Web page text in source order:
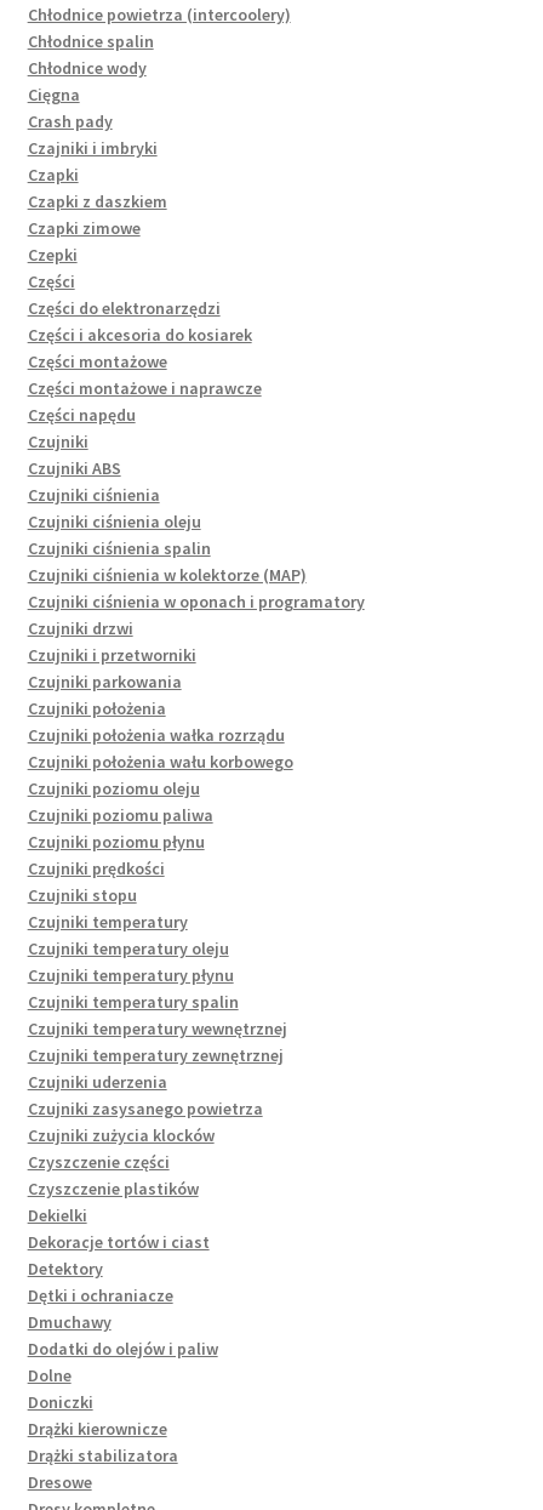
Chłodnice powietrza (intercoolery)
Chłodnice spalin
Chłodnice wody
Cięgna
Crash pady
Czajniki i imbryki
Czapki
Czapki z daszkiem
Czapki zimowe
Czepki
Części
Części do elektronarzędzi
Części i akcesoria do kosiarek
Części montażowe
Części montażowe i naprawcze
Części napędu
Czujniki
Czujniki ABS
Czujniki ciśnienia
Czujniki ciśnienia oleju
Czujniki ciśnienia spalin
Czujniki ciśnienia w kolektorze (MAP)
Czujniki ciśnienia w oponach i programatory
Czujniki drzwi
Czujniki i przetworniki
Czujniki parkowania
Czujniki położenia
Czujniki położenia wałka rozrządu
Czujniki położenia wału korbowego
Czujniki poziomu oleju
Czujniki poziomu paliwa
Czujniki poziomu płynu
Czujniki prędkości
Czujniki stopu
Czujniki temperatury
Czujniki temperatury oleju
Czujniki temperatury płynu
Czujniki temperatury spalin
Czujniki temperatury wewnętrznej
Czujniki temperatury zewnętrznej
Czujniki uderzenia
Czujniki zasysanego powietrza
Czujniki zużycia klocków
Czyszczenie części
Czyszczenie plastików
Dekielki
Dekoracje tortów i ciast
Detektory
Dętki i ochraniacze
Dmuchawy
Dodatki do olejów i paliw
Dolne
Doniczki
Drążki kierownicze
Drążki stabilizatora
Dresowe